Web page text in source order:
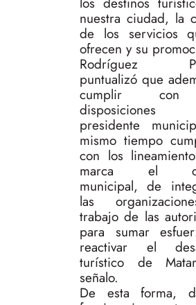
nuestra ciudad, la
de los servicios
ofrecen y su
Rodríguez
puntualizó que
cumplir
presidente
mismo tiempo
con los
marca el
municipal, de
las
trabajo de las
para sumar
reactivar el
turístico de
señalo.
De esta forma,